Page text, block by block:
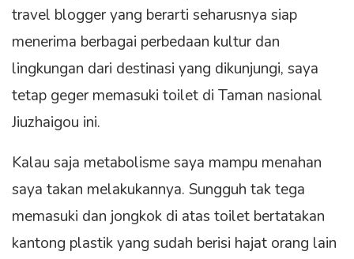
travel blogger yang berarti seharusnya siap
menerima berbagai perbedaan kultur dan
lingkungan dari destinasi yang dikunjungi, saya
tetap geger memasuki toilet di Taman nasional
Jiuzhaigou ini.
Kalau saja metabolisme saya mampu menahan
saya takan melakukannya. Sungguh tak tega
memasuki dan jongkok di atas toilet bertatakan
kantong plastik yang sudah berisi hajat orang lain